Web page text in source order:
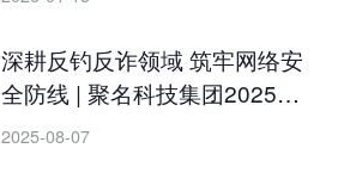
深耕反钓反诈领域 筑牢网络安
全防线 | 聚名科技集团2025年
上半年反钓反诈多维实践与成
2025-08-07